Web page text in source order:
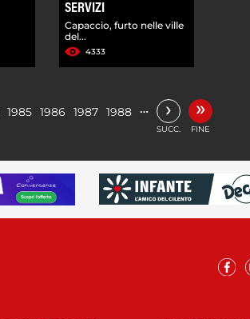
SERVIZI
Capaccio, furto nelle ville
del...
4333
1985 1986 1987 1988 … ›
SUCC.
»
FINE